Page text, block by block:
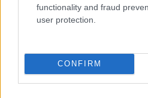
functionality and fraud
user protection.
CONFIRM
nuevas?